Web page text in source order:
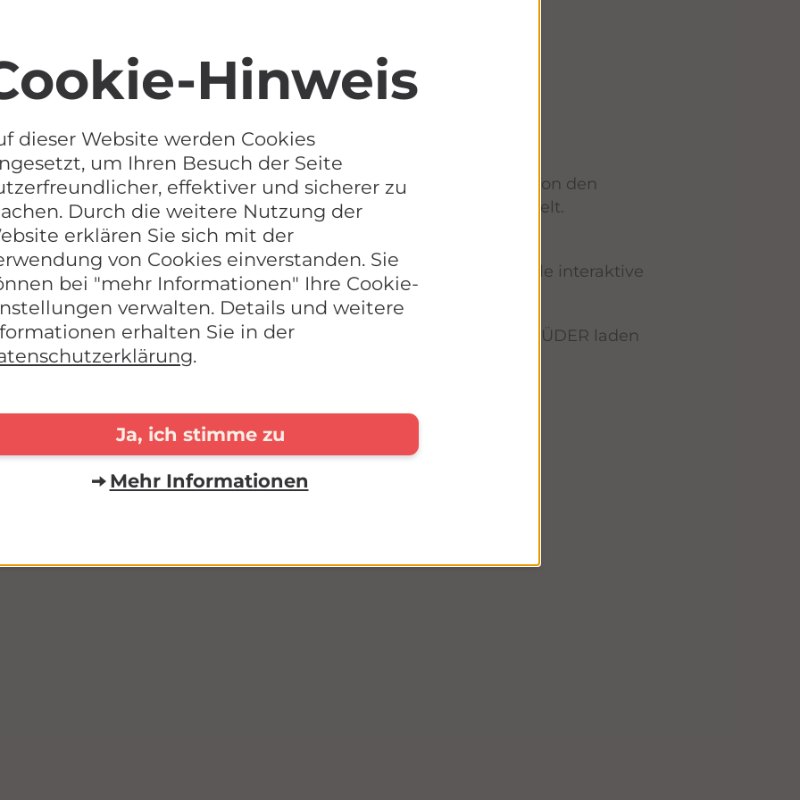
in Carolinensiel
– im Deutschen Sielhafenmuseum.
sich im 19. Jh. in den Sielhäfen an der deutschen Nordseeküste. Von den
die Schiffer nicht nur die hiesigen Küsten, sondern die ganze Welt.
in Carolinensiel zeigt den Alltag an Bord und die Wohnkultur der
Der maritime Lebensstil wird lebendig durch viele interaktive
mit Traditionsseglern und der Museumskutter GEBRÜDER laden
der Handelsschifffahrt unter Segeln ein.
ihr hier ermäßigten Eintritt.
Carolinensiel
Hinweis
dieser Website werden Cookies
um Ihren Besuch der Seite
effektiver und sicherer zu
Durch die weitere Nutzung der
erklären Sie sich mit der
von Cookies einverstanden. Sie
bei "mehr Informationen" Ihre Cookie-
verwalten. Details und weitere
erhalten Sie in der
.
Ja, ich stimme zu
Mehr Informationen